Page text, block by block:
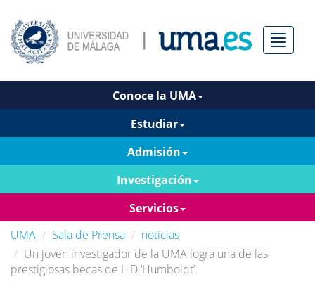
Menú
Conoce la UMA
Estudiar
Admisión
Investigación
Servicios
UMA
Sala de Prensa
noticias
Un joven investigador de la UMA logra una de las
prestigiosas becas de I+D ‘Humboldt’